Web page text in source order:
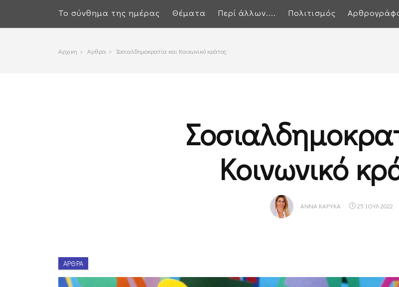
Το σύνθημα της ημέρας
Θέματα Περί άλλων.... Πολιτισμός
Αρχικη > Αρθρα > Σοσιαλδημοκρατία και Κοινωνικό κράτος
Κοινωνικό
ΆΝΝΑ ΚΑΡΎΚΑ 25 ΙΟΥΛ 2022
ΆΡΘΡΑ